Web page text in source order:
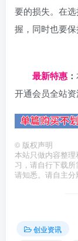
要的损失。在
握，同时也要保
最新特惠 ：
开通会员全站
© 版权声明
本站只做内容整
习，请自行下载
请知悉。请自主分
创业资讯